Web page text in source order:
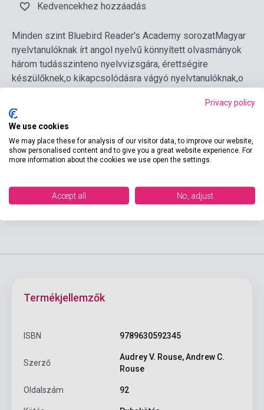
Kedvencekhez hozzáadás
Minden szint Bluebird Reader's Academy sorozatMagyar
nyelvtanulóknak írt angol nyelvű könnyített olvasmányok
három tudásszinteno nyelvvizsgára, érettségire
készülőknek,o kikapcsolódásra vágyó nyelvtanulóknak,o
Tovább olvasom
Termékjellemzők
ISBN 9789630592345
Szerző
Audrey V. Rouse, Andrew C.
Rouse
Oldalszám 92
Privacy policy
We use cookies
We may place these for analysis of our visitor data, to improve our website,
show personalised content and to give you a great website experience. For
more information about the cookies we use open the settings.
Accept all No, adjust